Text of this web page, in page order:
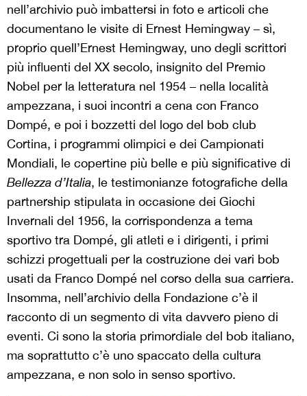
nell’archivio può imbattersi in foto e articoli che
documentano le visite di Ernest Hemingway – sì,
proprio quell’Ernest Hemingway, uno degli scrittori
più influenti del XX secolo, insignito del Premio
Nobel per la letteratura nel 1954 – nella località
ampezzana, i suoi incontri a cena con Franco
Dompé, e poi i bozzetti del logo del bob club
Cortina, i programmi olimpici e dei Campionati
Mondiali, le copertine più belle e più significative di
Bellezza d’Italia, le testimonianze fotografiche della
partnership stipulata in occasione dei Giochi
Invernali del 1956, la corrispondenza a tema
sportivo tra Dompé, gli atleti e i dirigenti, i primi
schizzi progettuali per la costruzione dei vari bob
usati da Franco Dompé nel corso della sua carriera.
Insomma, nell’archivio della Fondazione c’è il
racconto di un segmento di vita davvero pieno di
eventi. Ci sono la storia primordiale del bob italiano,
ma soprattutto c’è uno spaccato della cultura
ampezzana, e non solo in senso sportivo.